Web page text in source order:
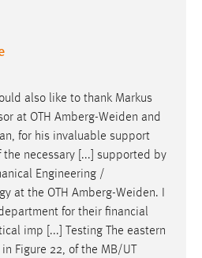
also like to thank Markus
at OTH Amberg-Weiden and
for his invaluable support
necessary [...] supported by
Engineering /
at the OTH Amberg-Weiden. I
for their financial
imp [...] Testing The eastern
Figure 22, of the MB/UT
können, werden von diesen